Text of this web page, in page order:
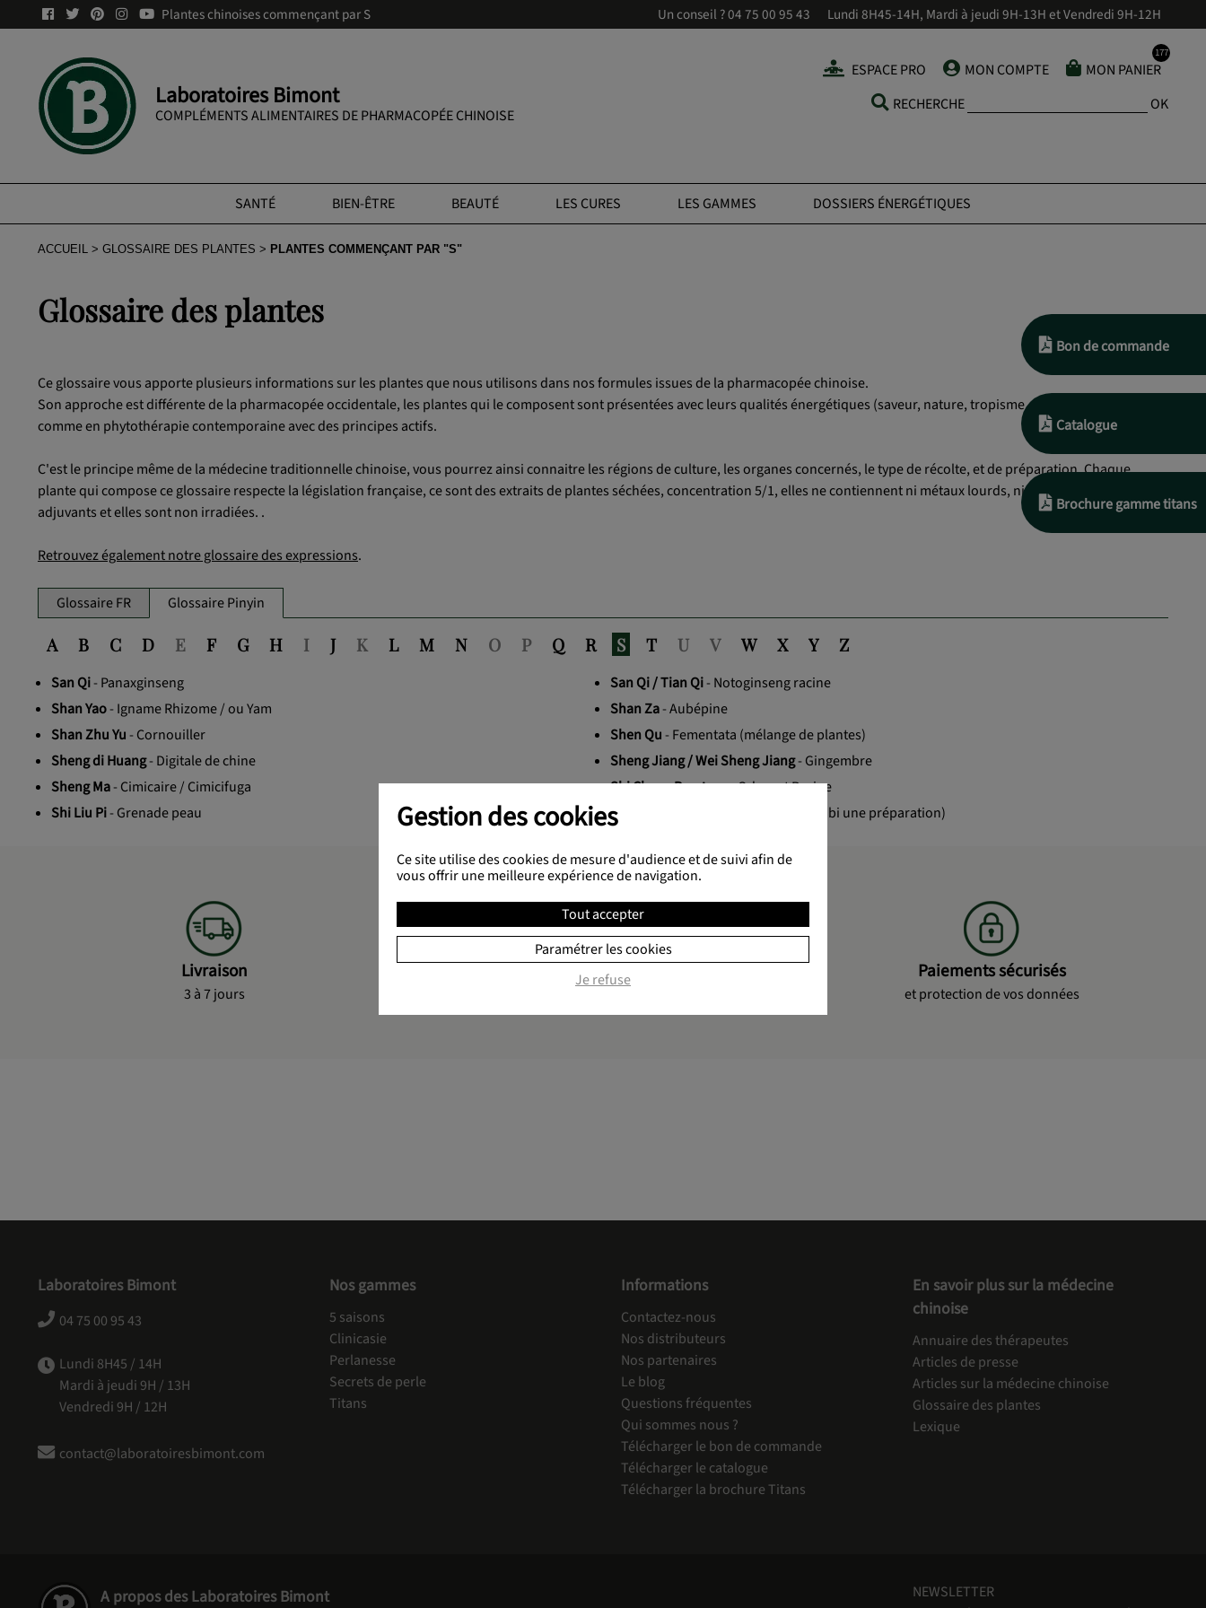
Plantes chinoises commençant par S Un conseil ?04 75 00 95 43 Lundi 8H45-14H, Mardi à jeudi 9H-13H et Vendredi 9H-12H
Laboratoires Bimont
COMPLÉMENTS ALIMENTAIRES DE PHARMACOPÉE CHINOISE
ESPACE PRO MON COMPTE
MON PANIER
RECHERCHE
OK
SANTÉ BIEN-ÊTRE BEAUTÉ LES CURES LES GAMMES DOSSIERS ÉNERGÉTIQUES
ACCUEIL GLOSSAIRE DES PLANTES PLANTES COMMENÇANT PAR "S"
Glossaire des plantes
Ce glossaire vous apporte plusieurs informations sur les plantes que nous utilisons dans nos formules issues de la pharmacopée chinoise.
Son approche est différente de la pharmacopée occidentale, les plantes qui le composent sont présentées avec leurs qualités énergétiques (saveur, nature, tropisme, préparations), et non ,
comme en phytothérapie contemporaine avec des principes actifs.
C'est le principe même de la médecine traditionnelle chinoise, vous pourrez ainsi connaitre les régions de culture, les organes concernés, le type de récolte, et de préparation. Chaque
plante qui compose ce glossaire respecte la législation française, ce sont des extraits de plantes séchées, concentration 5/1, elles ne contiennent ni métaux lourds, ni pesticides , ni
adjuvants et elles sont non irradiées. .
Retrouvez également notre glossaire des expressions.
Glossaire FR Glossaire Pinyin
A B C D E F G H I J K L M N O P Q R S T U V W X Y Z
San Qi- Panaxginseng San Qi / Tian Qi- Notoginseng racine
Shan Yao- Igname Rhizome / ou Yam Shan Za- Aubépine
Shan Zhu Yu - Cornouiller Shen Qu - Fementata (mélange de plantes)
Sheng di Huang- Digitale de chine Sheng Jiang / Wei Sheng Jiang- Gingembre
Sheng Ma- Cimicaire / Cimicifuga Shi Chang Pu- Acore Odorant Racine
Shi Liu Pi- Grenade peau Shu Di Huang - Rehmannia (ayant subi une préparation)
Livraison
3 à 7 jours
Made in France Paiements sécurisés
et protection de vos données
Laboratoires Bimont
04 75 00 95 43
Lundi 8H45 / 14H
Mardi à jeudi 9H / 13H
Vendredi 9H / 12H
contact@laboratoiresbimont.com
Nos gammes
5 saisons
Clinicasie
Perlanesse
Secrets de perle
Titans
Informations
Contactez-nous
Nos distributeurs
Nos partenaires
Le blog
Questions fréquentes
Qui sommes nous ?
Télécharger le bon de commande
Télécharger le catalogue
Télécharger la brochure Titans
En savoir plus sur la médecine
chinoise
Annuaire des thérapeutes
Articles de presse
Articles sur la médecine chinoise
Glossaire des plantes
Lexique
A propos des Laboratoires Bimont
NEWSLETTER
Bon de commande
Catalogue
Brochure gamme titans
Gestion des cookies
Ce site utilise des cookies de mesure d'audience et de suivi afin de
vous offrir une meilleure expérience de navigation.
Tout accepter
Paramétrer les cookies
Je refuse